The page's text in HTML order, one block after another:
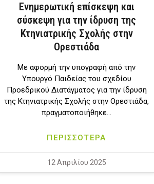
Ενημερωτική επίσκεψη και
σύσκεψη για την ίδρυση της
Κτηνιατρικής Σχολής στην
Ορεστιάδα
Με αφορμή την υπογραφή από την
Υπουργό Παιδείας του σχεδίου
Προεδρικού Διατάγματος για την ίδρυση
της Κτηνιατρικής Σχολής στην Ορεστιάδα,
πραγματοποιήθηκε…
ΠΕΡΙΣΣΟΤΕΡΑ
12 Απριλίου 2025